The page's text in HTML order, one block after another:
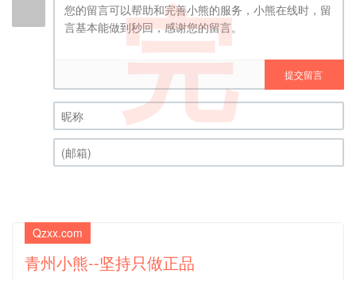
提交留言
昵称 (必填)
Qzxx.com
青州小熊--坚持只做正品
完